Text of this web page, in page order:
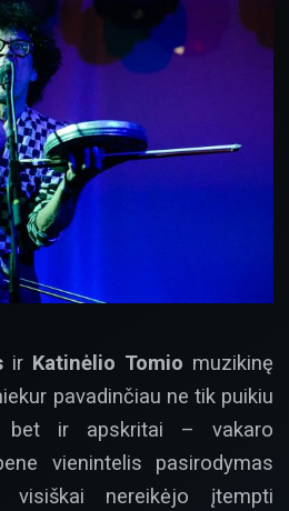
ir Katinėlio Tomio muzikinę
pavadinčiau ne tik puikiu
bet ir apskritai – vakaro
vienintelis pasirodymas
visiškai nereikėjo įtempti